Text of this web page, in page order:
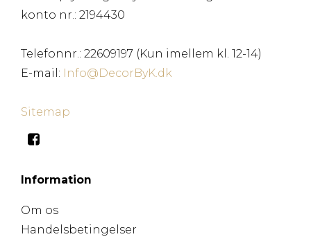
konto nr.: 2194430
Telefonnr.: 22609197 (Kun imellem kl. 12-14)
E-mail : Info@DecorByK.dk
Sitemap
Information
Om os
Handelsbetingelser